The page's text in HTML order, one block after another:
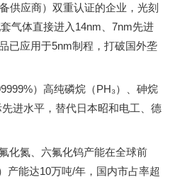
供应商）双重认证的企业，光刻
气体直接进入14nm、7nm先进
已应用于5nm制程，打破国外垄
）高纯磷烷（PH₃）、砷烷
先进水平，替代日本昭和电工、德
化氮、六氟化钨产能在全球前
产能达10万吨/年，国内市占率超